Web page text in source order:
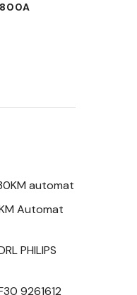
800A
automat
Automat
PHILIPS
9261612